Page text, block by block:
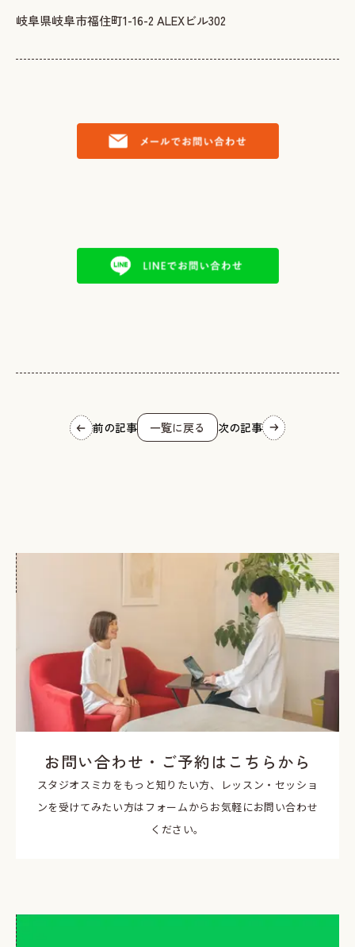
岐阜県岐阜市福住町1-16-2 ALEXビル302
前の記事 一覧に戻る 次の記事
お問い合わせ・ご予約はこちらから
スタジオスミカをもっと知りたい方、レッスン・セッショ
ンを受けてみたい方はフォームからお気軽にお問い合わせ
ください。